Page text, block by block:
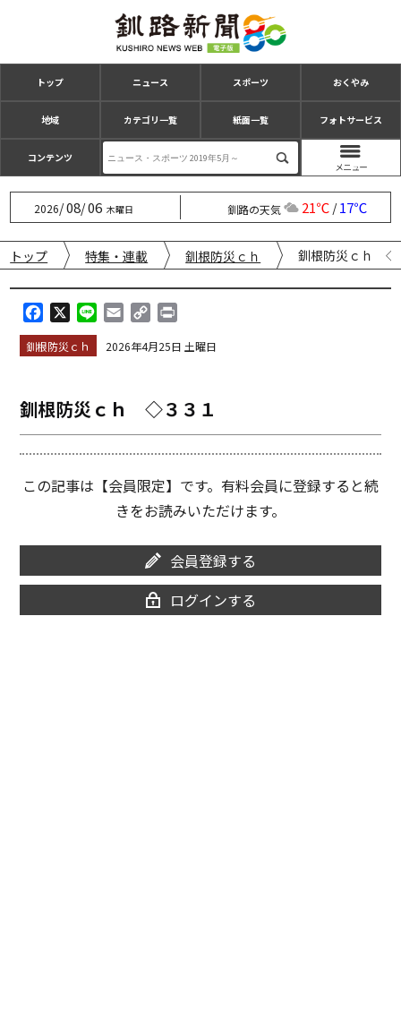
トップ ニュース スポーツ おくやみ
地域 カテゴリ一覧 紙面一覧 フォトサービス
コンテンツ
2026/08/06 木曜日 釧路の天気 21℃/17℃
トップ 特集・連載 釧根防災ｃｈ 釧根防災ｃｈ ◇
a
c
o
o
k
i
n
a
p
i
n
k
i
釧根防災ｃｈ 2026年4月25日 土曜日
釧根防災ｃｈ ◇３３１
この記事は【会員限定】です。有料会員に登録すると続
きをお読みいただけます。
会員登録する
ログインする